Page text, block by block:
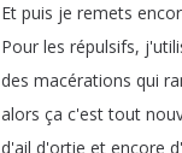
Et puis je remets
Pour les répulsifs,
des macérations qui
alors ça c'est tout
d'ail d'ortie et encore